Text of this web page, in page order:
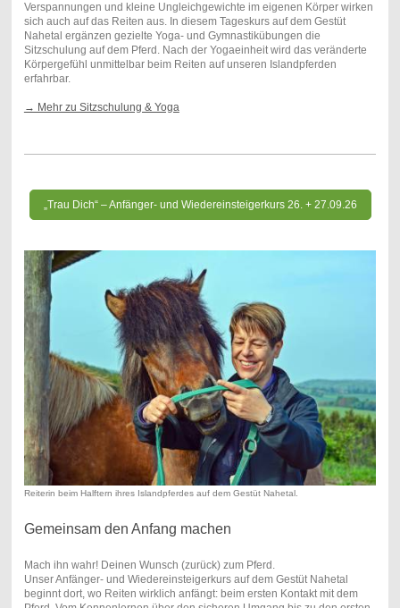
Verspannungen und kleine Ungleichgewichte im eigenen Körper wirken
sich auch auf das Reiten aus. In diesem Tageskurs auf dem Gestüt
Nahetal ergänzen gezielte Yoga- und Gymnastikübungen die
Sitzschulung auf dem Pferd. Nach der Yogaeinheit wird das veränderte
Körpergefühl unmittelbar beim Reiten auf unseren Islandpferden
erfahrbar.
→ Mehr zu Sitzschulung & Yoga
„Trau Dich“ – Anfänger- und Wiedereinsteigerkurs 26. + 27.09.26
Reiterin beim Halftern ihres Islandpferdes auf dem Gestüt Nahetal.
Gemeinsam den Anfang machen
Mach ihn wahr! Deinen Wunsch (zurück) zum Pferd.
Unser Anfänger- und Wiedereinsteigerkurs auf dem Gestüt Nahetal
beginnt dort, wo Reiten wirklich anfängt: beim ersten Kontakt mit dem